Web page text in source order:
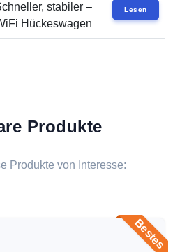
stabiler –
Hückeswagen
Lesen
Produkte
Produkte von Interesse:
Bestes